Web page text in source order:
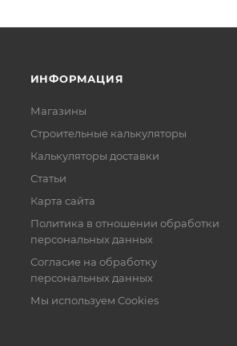
ИНФОРМАЦИЯ
Магазины
Строительные калькуляторы
Калькуляторы доставки
Статьи
Карта сайта
Политика в отношении обработки
персональных данных
Согласие на обработку
персональных данных
Мы используем Cookies